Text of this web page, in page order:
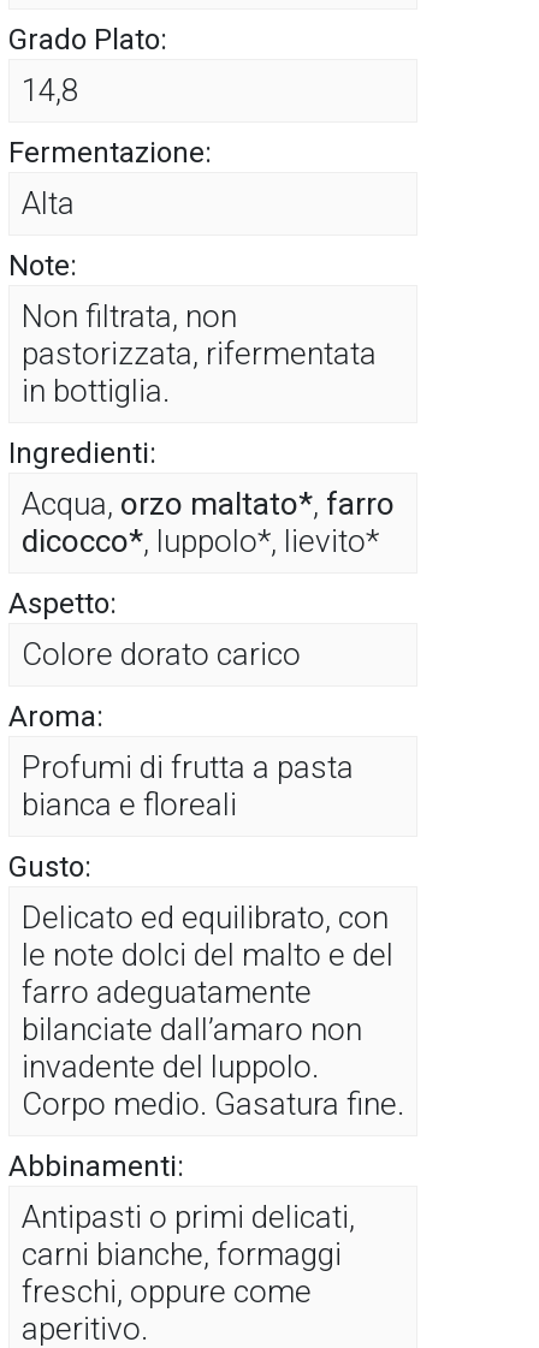
Grado Plato:
14,8
Fermentazione:
Alta
Note:
Non filtrata, non
pastorizzata, rifermentata
in bottiglia.
Ingredienti:
Acqua, orzo maltato*, farro
dicocco*, luppolo*, lievito*
Aspetto:
Colore dorato carico
Aroma:
Profumi di frutta a pasta
bianca e floreali
Gusto:
Delicato ed equilibrato, con
le note dolci del malto e del
farro adeguatamente
bilanciate dall’amaro non
invadente del luppolo.
Corpo medio. Gasatura fine.
Abbinamenti:
Antipasti o primi delicati,
carni bianche, formaggi
freschi, oppure come
aperitivo.